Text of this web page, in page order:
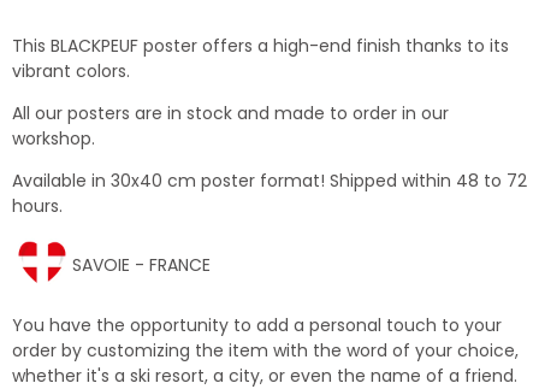
This BLACKPEUF poster offers a high-end finish thanks to its
vibrant colors.
All our posters are in stock and made to order in our
workshop.
Available in 30x40 cm poster format! Shipped within 48 to 72
hours.
SAVOIE - FRANCE
You have the opportunity to add a personal touch to your
order by customizing the item with the word of your choice,
whether it's a ski resort, a city, or even the name of a friend.